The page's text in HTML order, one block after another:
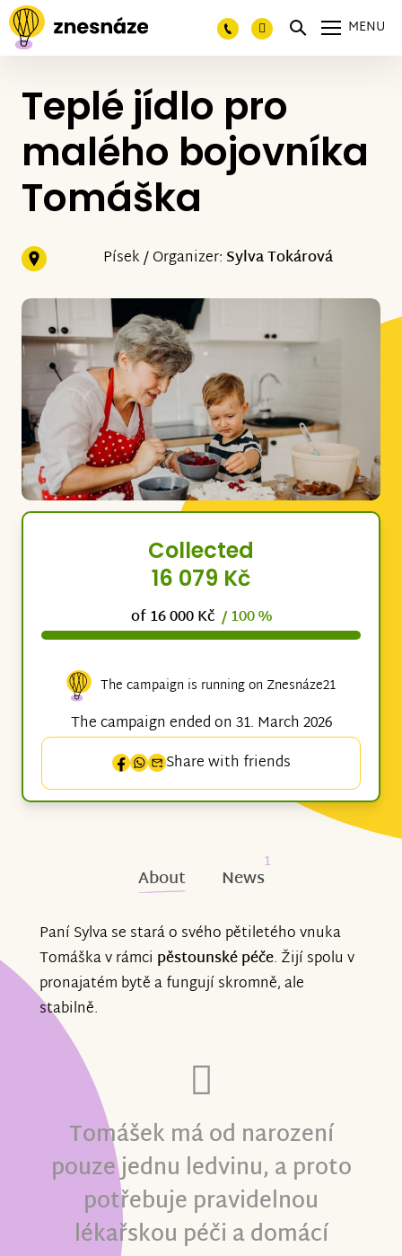
MENU
Teplé jídlo pro
malého bojovníka
Tomáška
Písek / Organizer: Sylva Tokárová
Collected
16 079 Kč
of 16 000 Kč / 100 %
The campaign is running on Znesnáze21
The campaign ended on 31. March 2026
Share with friends
About News
1
Paní Sylva se stará o svého pětiletého vnuka
Tomáška v rámci pěstounské péče. Žijí spolu v
pronajatém bytě a fungují skromně, ale
stabilně.
Tomášek má od narození
pouze jednu ledvinu, a proto
potřebuje pravidelnou
lékařskou péči a domácí